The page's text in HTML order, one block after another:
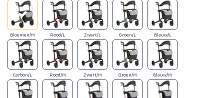
Rood/L Zwart/L Groen/L Blauw/L
Carbon/L Rood/M Zwart/M Groen/M Blauw/M
Bloemen/M